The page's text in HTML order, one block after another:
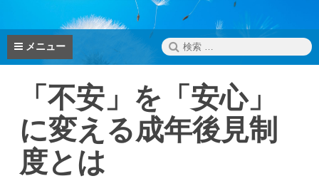
ン
メニュー
検
索:
「不安」を「安心」
に変える成年後見制
度とは